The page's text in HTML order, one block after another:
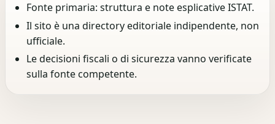
Fonte primaria: struttura e note esplicative ISTAT.
Il sito è una directory editoriale indipendente, non
ufficiale.
Le decisioni fiscali o di sicurezza vanno verificate
sulla fonte competente.